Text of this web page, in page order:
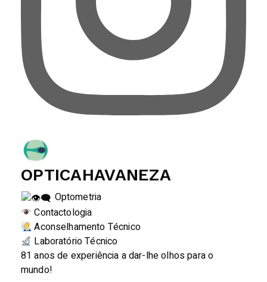
OPTICAHAVANEZA
Optometria
Contactologia
Aconselhamento Técnico
Laboratório Técnico
81 anos de experiência a dar-lhe olhos para o
mundo!